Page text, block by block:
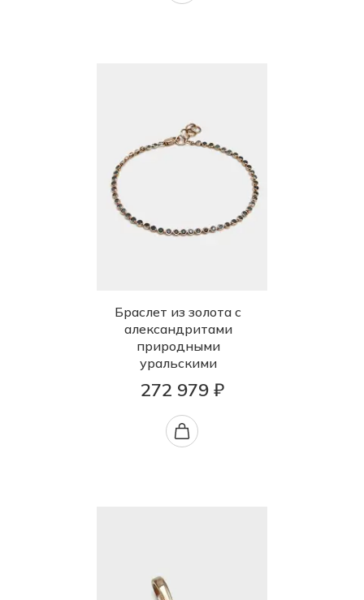
Браслет из золота с
александритами
природными
уральскими
272 979 ₽